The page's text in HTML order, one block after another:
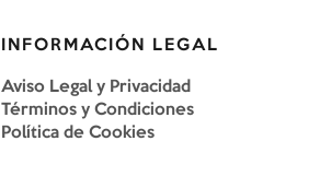
INFORMACIÓN LEGAL
Aviso Legal y Privacidad
Términos y Condiciones
Política de Cookies